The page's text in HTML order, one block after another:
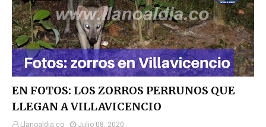
EN FOTOS: LOS ZORROS PERRUNOS QUE
LLEGAN A VILLAVICENCIO
Llanoaldia.co Julio 08, 2020